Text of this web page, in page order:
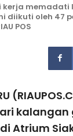
memadati
diikuti oleh 47
POS
kalangan
Atrium